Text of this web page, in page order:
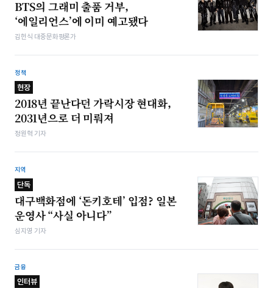
BTS의 그래미 출품 거부,
‘에일리언스’에 이미 예고됐다
김헌식 대중문화평론가
정책
현장
2018년 끝난다던 가락시장 현대화,
2031년으로 더 미뤄져
정원혁 기자
지역
단독
대구백화점에 ‘돈키호테’ 입점? 일본
운영사 “사실 아니다”
심지영 기자
금융
인터뷰